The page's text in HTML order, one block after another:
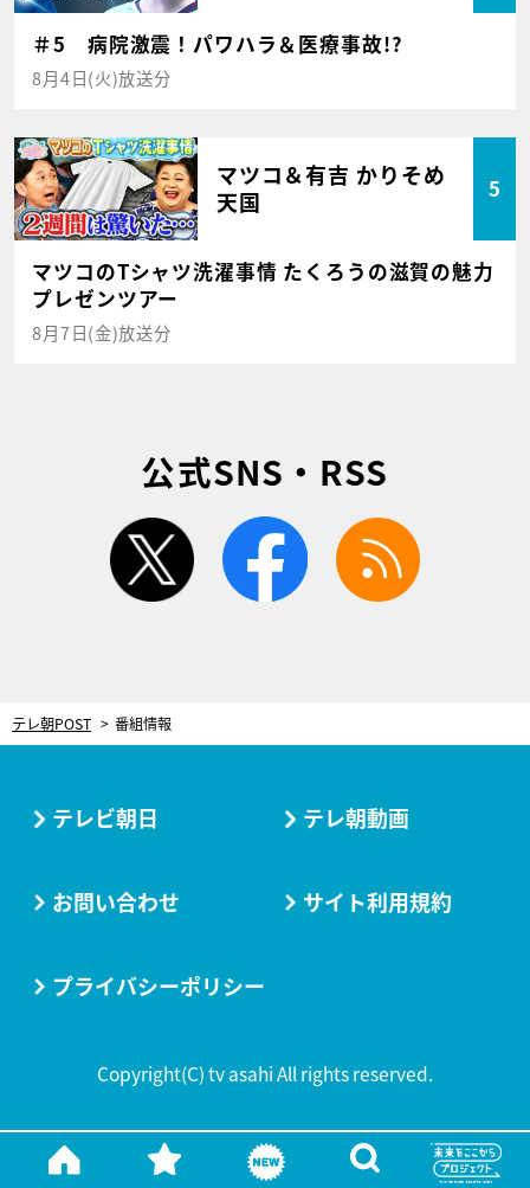
＃5 病院激震！パワハラ＆医療事故!?
8月4日(火)放送分
マツコ＆有吉 かりそめ
天国
5
マツコのTシャツ洗濯事情 たくろうの滋賀の魅力
プレゼンツアー
8月7日(金)放送分
公式SNS・RSS
twitter facebook
テレ朝POST 番組情報
テレビ朝日 テレ朝動画
お問い合わせ サイト利用規約
プライバシーポリシー
Copyright(C) tv asahi All rights reserved.